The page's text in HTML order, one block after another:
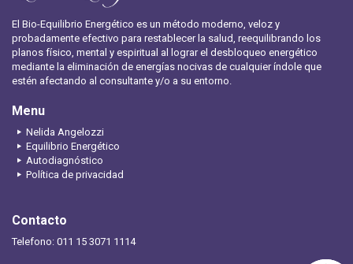
El Bio-Equilibrio Energético es un método moderno, veloz y
probadamente efectivo para restablecer la salud, reequilibrando los
planos físico, mental y espiritual al lograr el desbloqueo energético
mediante la eliminación de energías nocivas de cualquier índole que
estén afectando al consultante y/o a su entorno.
Menu
Nelida Angelozzi
Equilibrio Energético
Autodiagnóstico
Política de privacidad
Contacto
Telefono: 011 15 3071 1114